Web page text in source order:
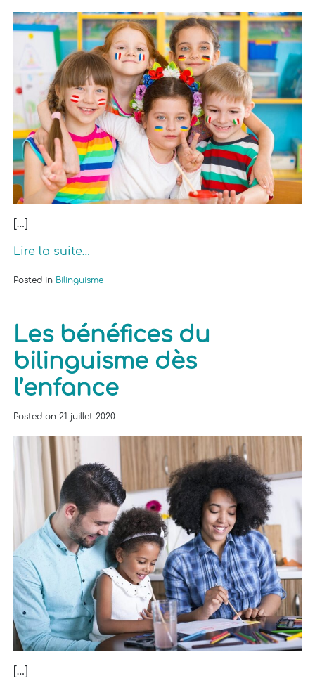
[…]
Lire la suite…
Posted in Bilinguisme
Les bénéfices du
bilinguisme dès
l’enfance
Posted on21 juillet 2020
[…]